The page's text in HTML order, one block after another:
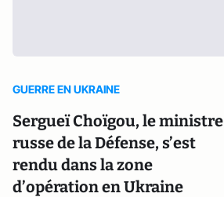
GUERRE EN UKRAINE
Sergueï Choïgou, le ministre
russe de la Défense, s’est
rendu dans la zone
d’opération en Ukraine